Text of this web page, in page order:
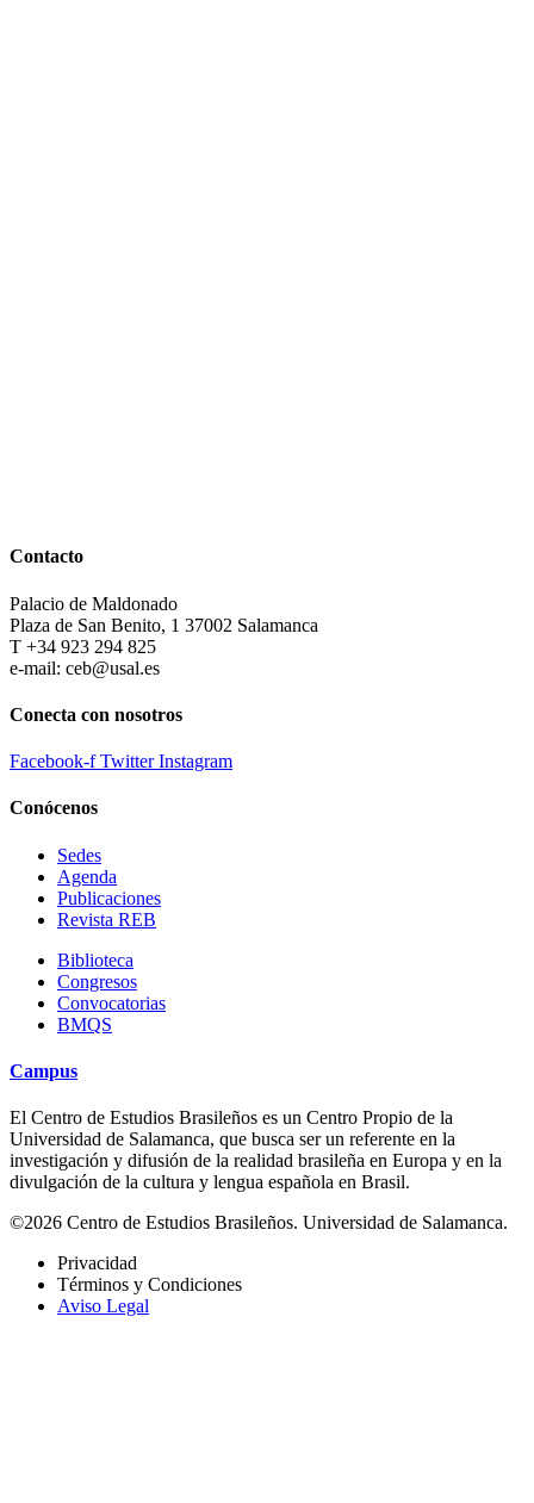
Contacto
Palacio de Maldonado
Plaza de San Benito, 1 37002 Salamanca
T +34 923 294 825
e-mail: ceb@usal.es
Conecta con nosotros
Facebook-f Twitter Instagram
Conócenos
Sedes
Agenda
Publicaciones
Revista REB
Biblioteca
Congresos
Convocatorias
BMQS
Campus
El Centro de Estudios Brasileños es un Centro Propio de la
Universidad de Salamanca, que busca ser un referente en la
investigación y difusión de la realidad brasileña en Europa y en la
divulgación de la cultura y lengua española en Brasil.
©2026 Centro de Estudios Brasileños. Universidad de Salamanca.
Privacidad
Términos y Condiciones
Aviso Legal